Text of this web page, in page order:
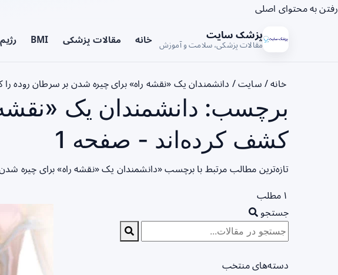
رفتن به محتوای اصلی
پزشک سایت
مقالات پزشکی، سلامت و آموزش خانه مقالات پزشکی BMI
خانه/ سایت/ دانشمندان یک «نقشه راه» برای چیره شدن بر سرطان روده
برچسب: دانشمندان یک
کشف کرده‌اند - صفحه 1
تازه‌ترین مطالب مرتبط با برچسب «دانشمندان یک «نقشه راه» برای چیره
۱ مطلب
جستجو
دسته‌های منتخب